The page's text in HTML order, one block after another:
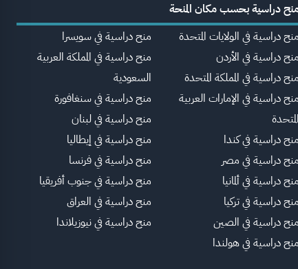
دراسية بحسب مكان المنحة
منح دراسية في الولايات المتحدة
منح دراسية في الأردن
منح دراسية في المملكة المتحدة
منح دراسية في الإمارات العربية
المتحدة
منح دراسية في كندا
منح دراسية في مصر
منح دراسية في ألمانيا
منح دراسية في تركيا
منح دراسية في الصين
منح دراسية في هولندا
منح دراسية في سويسرا
منح دراسية في المملكة العربية
السعودية
منح دراسية في سنغافورة
منح دراسية في لبنان
منح دراسية في إيطاليا
منح دراسية في فرنسا
منح دراسية في جنوب أفريقيا
منح دراسية في العراق
منح دراسية في نيوزيلاندا